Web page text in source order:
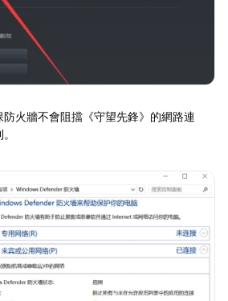
防火牆不會阻擋《守望先鋒》的網路連